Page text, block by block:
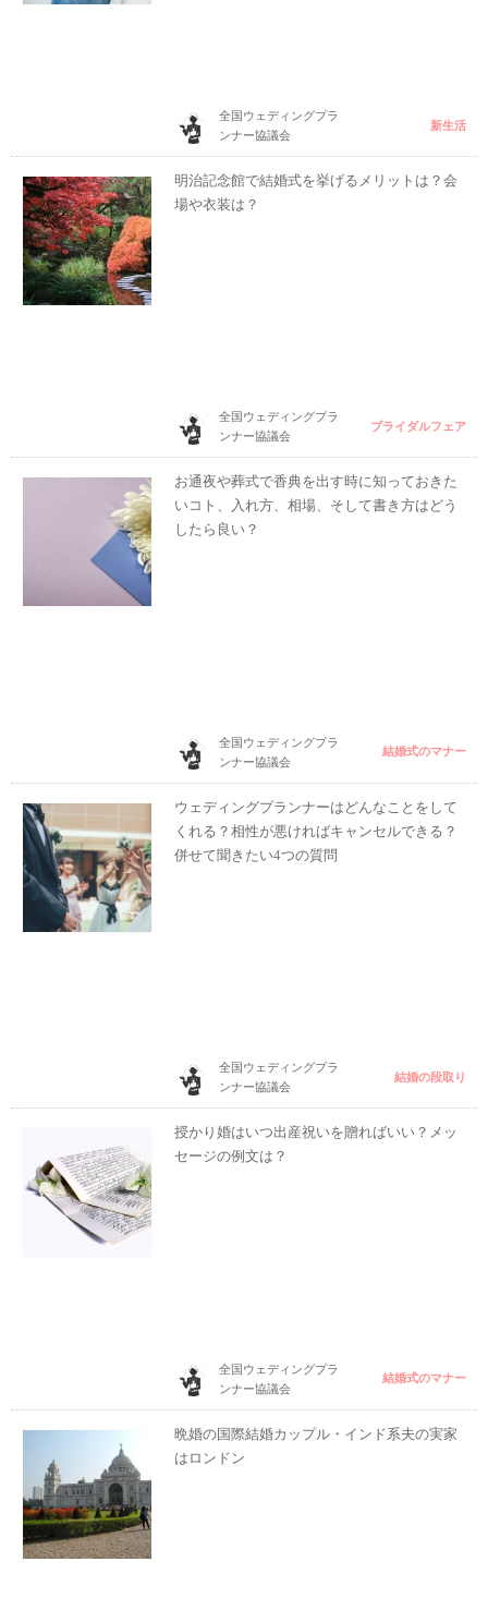
全国ウェディングプラ
ンナー協議会
新生活
明治記念館で結婚式を挙げるメリットは？会
場や衣装は？
全国ウェディングプラ
ンナー協議会
ブライダルフェア
お通夜や葬式で香典を出す時に知っておきた
いコト、入れ方、相場、そして書き方はどう
したら良い？
全国ウェディングプラ
ンナー協議会
結婚式のマナー
ウェディングプランナーはどんなことをして
くれる？相性が悪ければキャンセルできる？
併せて聞きたい4つの質問
全国ウェディングプラ
ンナー協議会
結婚の段取り
授かり婚はいつ出産祝いを贈ればいい？メッ
セージの例文は？
全国ウェディングプラ
ンナー協議会
結婚式のマナー
晩婚の国際結婚カップル・インド系夫の実家
はロンドン